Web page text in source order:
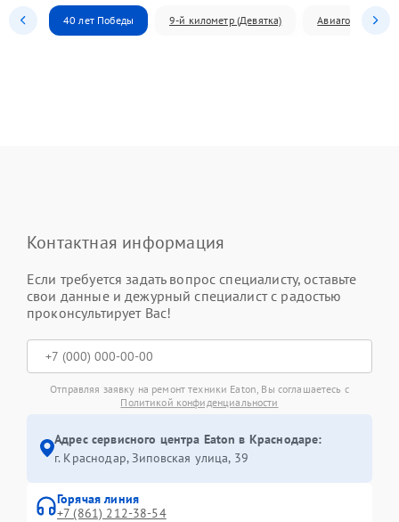
40 лет Победы 9-й километр (Девятка) Авиагородок
Контактная информация
Если требуется задать вопрос специалисту, оставьте
свои данные и дежурный специалист с радостью
проконсультирует Вас!
Отправляя заявку на ремонт техники Eaton, Вы соглашаетесь с
Политикой конфиденциальности
Адрес сервисного центра Eaton в Краснодаре:
г. Краснодар, Зиповская улица, 39
Горячая линия
+7 (861) 212-38-54